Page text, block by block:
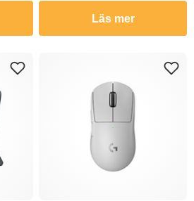
Läs mer